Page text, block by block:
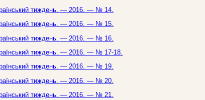
тиждень. — 2016. — № 14.
тиждень. — 2016. — № 15.
тиждень. — 2016. — № 16.
тиждень. — 2016. — № 17-18.
тиждень. — 2016. — № 19.
тиждень. — 2016. — № 20.
тиждень. — 2016. — № 21.